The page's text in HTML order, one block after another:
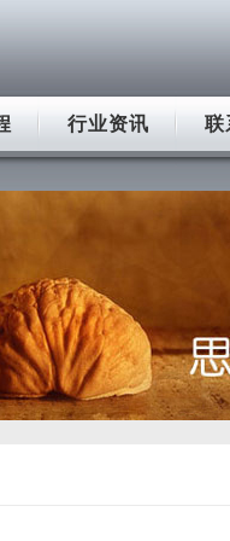
行业资讯 联